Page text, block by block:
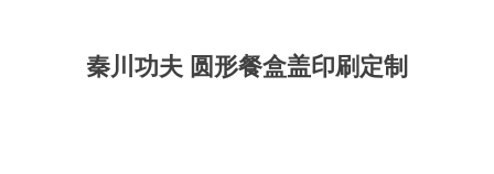
秦川功夫 圆形餐盒盖印刷定制